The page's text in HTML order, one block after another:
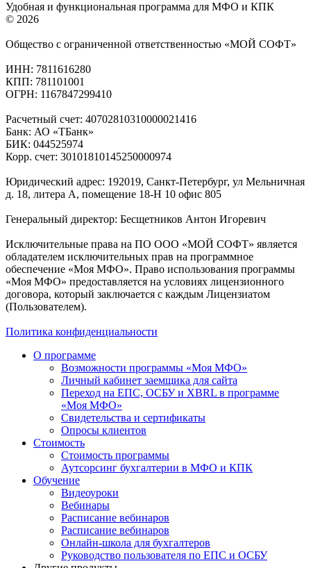
Удобная и функциональная программа для МФО и КПК
© 2026
Общество с ограниченной ответственностью «МОЙ СОФТ»
ИНН: 7811616280
КПП: 781101001
ОГРН: 1167847299410
Расчетный счет: 40702810310000021416
Банк: АО «ТБанк»
БИК: 044525974
Корр. счет: 30101810145250000974
Юридический адрес: 192019, Санкт-Петербург, ул Мельничная
д. 18, литера А, помещение 18-Н 10 офис 805
Генеральный директор: Бесщетников Антон Игоревич
Исключительные права на ПО ООО «МОЙ СОФТ» является
обладателем исключительных прав на программное
обеспечение «Моя МФО». Право использования программы
«Моя МФО» предоставляется на условиях лицензионного
договора, который заключается с каждым Лицензиатом
(Пользователем).
Политика конфиденциальности
О программе
Возможности программы «Моя МФО»
Личный кабинет заемщика для сайта
Переход на ЕПС, ОСБУ и XBRL в программе
«Моя МФО»
Свидетельства и сертификаты
Опросы клиентов
Стоимость
Стоимость программы
Аутсорсинг бухгалтерии в МФО и КПК
Обучение
Видеоуроки
Вебинары
Расписание вебинаров
Расписание вебинаров
Онлайн-школа для бухгалтеров
Руководство пользователя по ЕПС и ОСБУ